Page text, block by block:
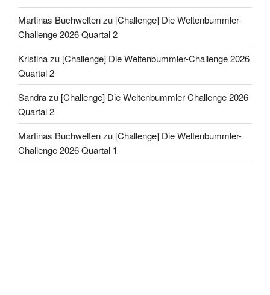
Martinas Buchweltenzu [Challenge] Die Weltenbummler-
Challenge 2026 Quartal 2
Kristinazu [Challenge] Die Weltenbummler-Challenge 2026
Quartal 2
Sandrazu [Challenge] Die Weltenbummler-Challenge 2026
Quartal 2
Martinas Buchweltenzu [Challenge] Die Weltenbummler-
Challenge 2026 Quartal 1